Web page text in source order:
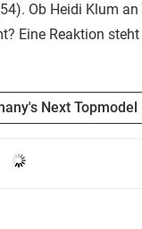
Ob Heidi Klum an
Eine Reaktion
Next Topmodel